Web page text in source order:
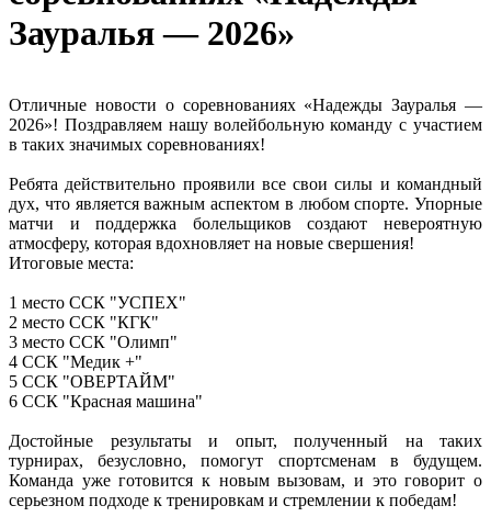
Зауралья — 2026»
Отличные новости о соревнованиях «Надежды Зауралья —
2026»! Поздравляем нашу волейбольную команду с участием
в таких значимых соревнованиях!
Ребята действительно проявили все свои силы и командный
дух, что является важным аспектом в любом спорте. Упорные
матчи и поддержка болельщиков создают невероятную
атмосферу, которая вдохновляет на новые свершения!
Итоговые места:
1 место ССК "УСПЕХ"
2 место ССК "КГК"
3 место ССК "Олимп"
4 ССК "Медик +"
5 ССК "ОВЕРТАЙМ"
6 ССК "Красная машина"
Достойные результаты и опыт, полученный на таких
турнирах, безусловно, помогут спортсменам в будущем.
Команда уже готовится к новым вызовам, и это говорит о
серьезном подходе к тренировкам и стремлении к победам!